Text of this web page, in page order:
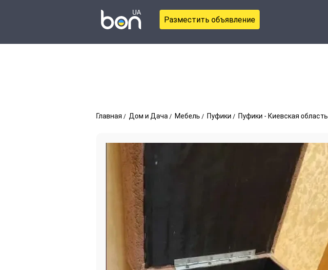
Разместить объявление
Главная Дом и Дача Мебель Пуфики Пуфики - Киевская область